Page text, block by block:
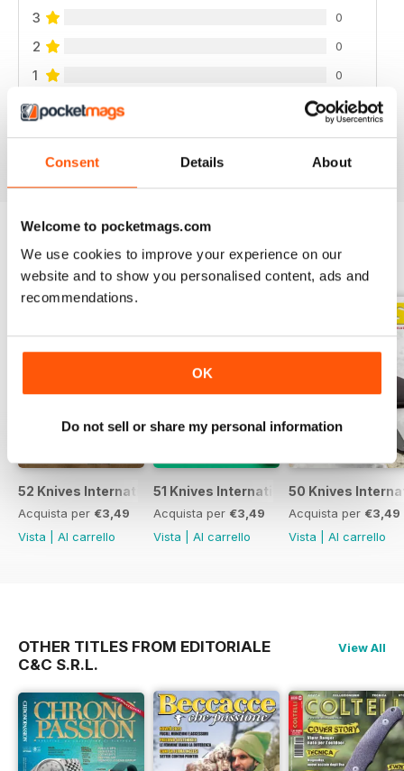
Consent Details About
Welcome to pocketmags.com
We use cookies to improve your experience on our
website and to show you personalised content, ads and
recommendations.
OK
Do not sell or share my personal information
3 0
2 0
1 0
VISUALIZZA LE RECENSIONI
EDIZIONI INDIETRO
52 Knives International
Acquista per €3,49
Vista
Al carrello
51 Knives International
Acquista per €3,49
Vista
Al carrello
50 Knives
Acquista per €3,49
Vista
Al carrello
OTHER TITLES FROM EDITORIALE
C&C S.R.L.
View All